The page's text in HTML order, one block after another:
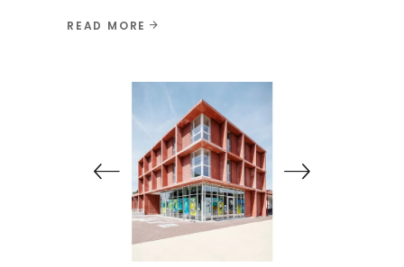
READ MORE